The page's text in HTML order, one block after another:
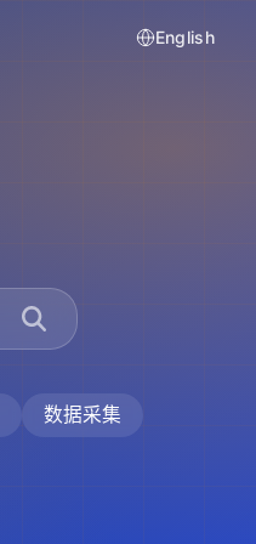
English
数据采集